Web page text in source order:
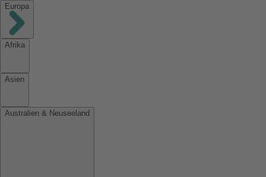
Europa
Afrika
Asien
Australien & Neuseeland